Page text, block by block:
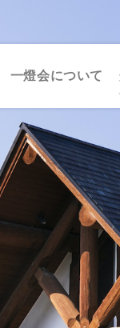
一燈会について